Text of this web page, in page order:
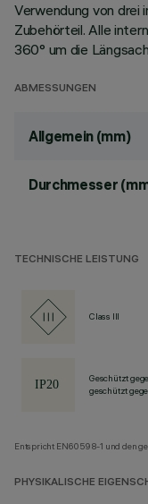
Verwendung von drei
Zubehörteil. Alle
360° um die
ABMESSUNGEN
Allgemein (mm)
Durchmesser
TECHNISCHE LEISTUNG
Class III
Geschützt
geschützt
Entspricht EN60598-1 und den
PHYSIKALISCHE